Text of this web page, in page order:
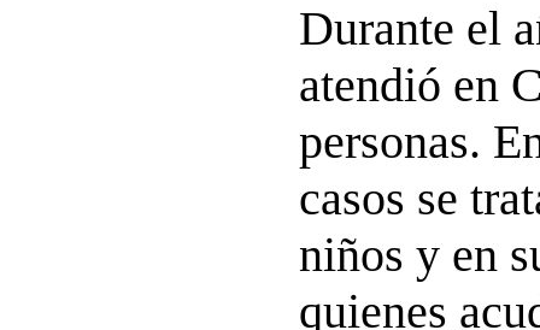
Durante el
atendió en
personas.
casos se
niños y en
quienes